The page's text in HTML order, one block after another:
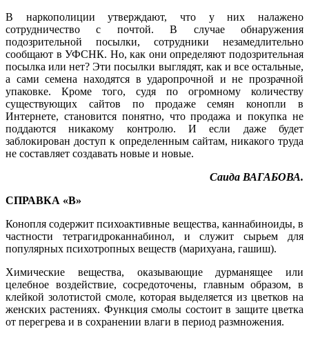
В наркополиции утверждают, что у них налажено
сотрудничество с почтой. В случае обнаружения
подозрительной посылки, сотрудники незамедлительно
сообщают в УФСНК. Но, как они определяют подозрительная
посылка или нет? Эти посылки выглядят, как и все остальные,
а сами семена находятся в ударопрочной и не прозрачной
упаковке. Кроме того, судя по огромному количеству
существующих сайтов по продаже семян конопли в
Интернете, становится понятно, что продажа и покупка не
поддаются никакому контролю. И если даже будет
заблокирован доступ к определенным сайтам, никакого труда
не составляет создавать новые и новые.
Саида ВАГАБОВА.
СПРАВКА «В»
Конопля содержит психоактивные вещества, каннабиноиды, в
частности тетрагидроканнабинол, и служит сырьем для
популярных психотропных веществ (марихуана, гашиш).
Химические вещества, оказывающие дурманящее или
целебное воздействие, сосредоточены, главным образом, в
клейкой золотистой смоле, которая выделяется из цветков на
женских растениях. Функция смолы состоит в защите цветка
от перегрева и в сохранении влаги в период размножения.